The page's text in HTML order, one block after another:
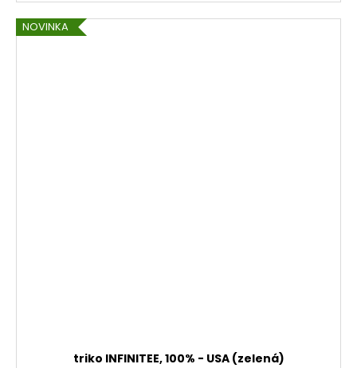
NOVINKA
triko INFINITEE, 100% - USA (zelená)